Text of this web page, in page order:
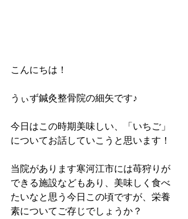
こんにちは！
うぃず鍼灸整骨院の細矢です♪
今日はこの時期美味しい、「いちご」
についてお話していこうと思います！
当院があります寒河江市には苺狩りが
できる施設などもあり、美味しく食べ
たいなと思う今日この頃ですが、栄養
素についてご存じでしょうか？